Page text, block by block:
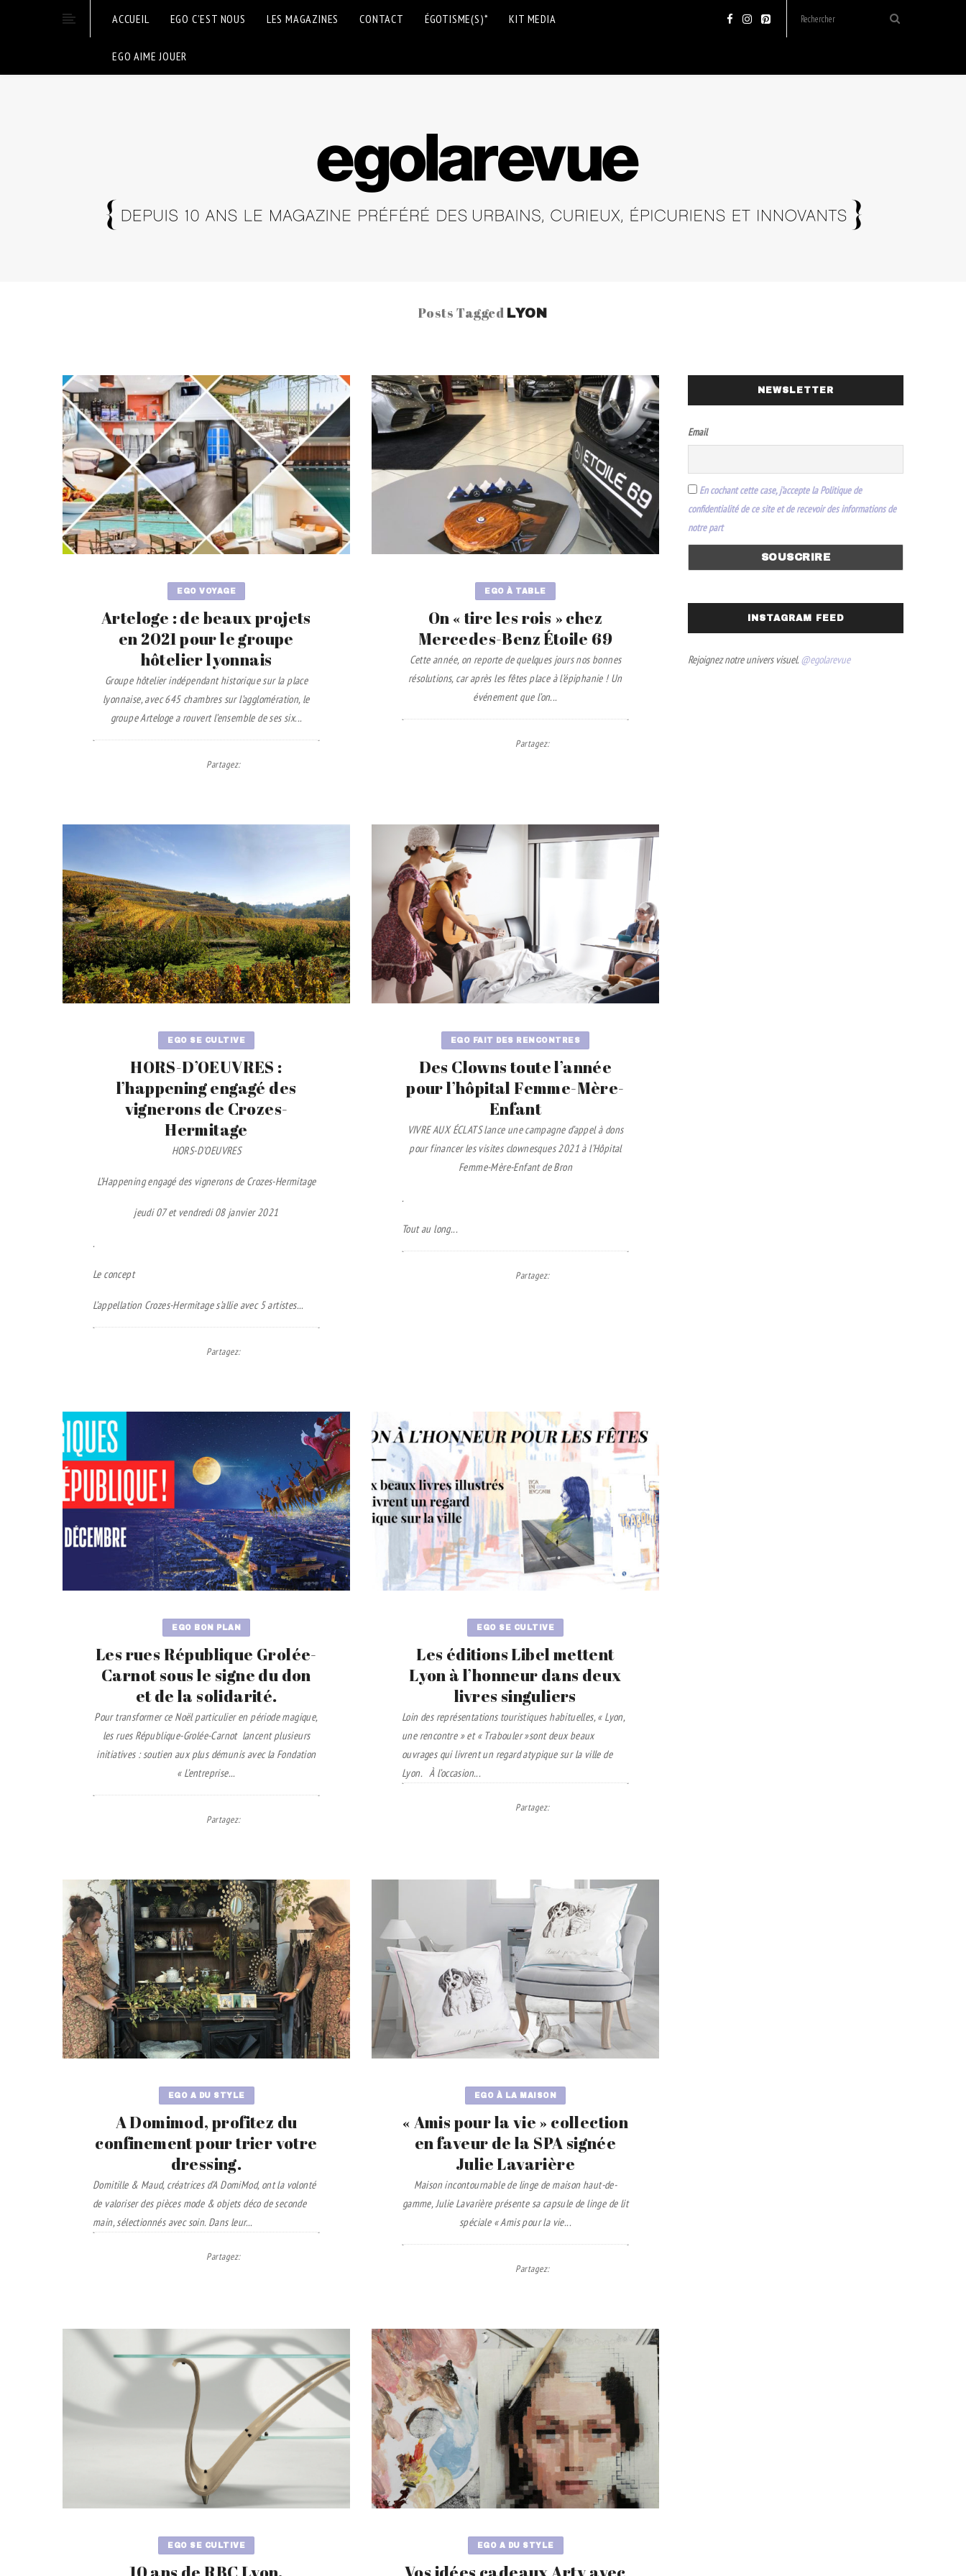
ACCUEIL EGO C’EST NOUS LES MAGAZINES CONTACT ÉGOTISME(S)* KIT MEDIA
EGO AIME JOUER
Posts Tagged LYON
EGO VOYAGE
Arteloge : de beaux projets
en 2021 pour le groupe
hôtelier lyonnais
Groupe hôtelier indépendant historique sur la place
lyonnaise, avec 645 chambres sur l’agglomération, le
groupe Arteloge a rouvert l’ensemble de ses six...
Partagez:
EGO À TABLE
On « tire les rois » chez
Mercedes-Benz Étoile 69
Cette année, on reporte de quelques jours nos bonnes
résolutions, car après les fêtes place à l’épiphanie ! Un
événement que l’on...
Partagez:
EGO SE CULTIVE
HORS-D’OEUVRES :
l’happening engagé des
vignerons de Crozes-
Hermitage
HORS-D’OEUVRES
L’Happening engagé des vignerons de Crozes-Hermitage
jeudi 07 et vendredi 08 janvier 2021
.
Le concept
L’appellation Crozes-Hermitage s’allie avec 5 artistes...
Partagez:
EGO FAIT DES RENCONTRES
Des Clowns toute l’année
pour l’hôpital Femme-Mère-
Enfant
VIVRE AUX ÉCLATS lance une campagne d’appel à dons
pour financer les visites clownesques 2021 à l’Hôpital
Femme-Mère-Enfant de Bron
.
Tout au long...
Partagez:
EGO BON PLAN
Les rues République Grolée-
Carnot sous le signe du don
et de la solidarité.
Pour transformer ce Noël particulier en période magique,
les rues République-Grolée-Carnot lancent plusieurs
initiatives : soutien aux plus démunis avec la Fondation
« L’entreprise...
Partagez:
EGO SE CULTIVE
Les éditions Libel mettent
Lyon à l’honneur dans deux
livres singuliers
Loin des représentations touristiques habituelles, « Lyon,
une rencontre » et « Trabouler »sont deux beaux
ouvrages qui livrent un regard atypique sur la ville de
Lyon. À l’occasion...
Partagez:
EGO A DU STYLE
A Domimod, profitez du
confinement pour trier votre
dressing.
Domitille & Maud, créatrices d’A DomiMod, ont la volonté
de valoriser des pièces mode & objets déco de seconde
main, sélectionnés avec soin. Dans leur...
Partagez:
EGO À LA MAISON
« Amis pour la vie » collection
en faveur de la SPA signée
Julie Lavarière
Maison incontournable de linge de maison haut-de-
gamme, Julie Lavarière présente sa capsule de linge de lit
spéciale « Amis pour la vie...
Partagez:
EGO SE CULTIVE
10 ans de RBC Lyon.
EGO A DU STYLE
Vos idées cadeaux Arty avec
NEWSLETTER
Email
En cochant cette case, j’accepte la Politique de
confidentialité de ce site et de recevoir des informations de
notre part
INSTAGRAM FEED
Rejoignez notre univers visuel. @egolarevue